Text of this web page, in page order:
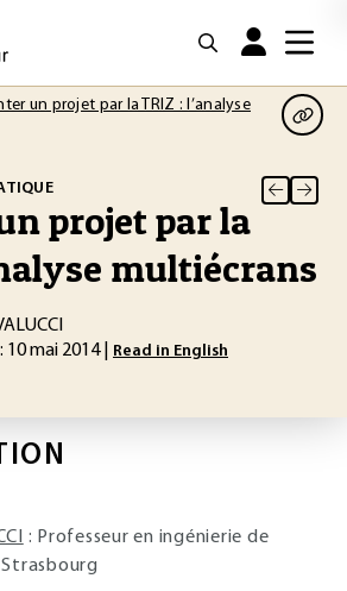
un projet par la TRIZ : l’analyse
projet par la
multiécrans
: 10 mai 2014 | Read in English
: Professeur en ingénierie de
Strasbourg